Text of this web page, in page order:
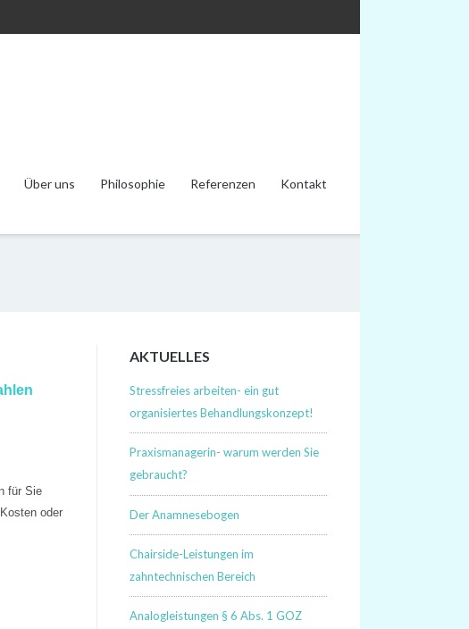
Über uns Philosophie Referenzen Kontakt
für Sie
oder
AKTUELLES
Stressfreies arbeiten- ein gut
organisiertes Behandlungskonzept!
Praxismanagerin- warum werden Sie
gebraucht?
Der Anamnesebogen
Chairside-Leistungen im
zahntechnischen Bereich
Analogleistungen § 6 Abs. 1 GOZ